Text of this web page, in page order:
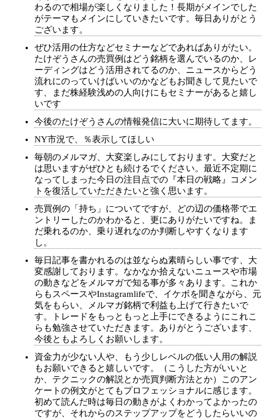
わるので相場が楽しくなりました！長期がメインでした
がテーマもメインにしていきたいです。毎日ありがとう
ございます。
ぜひ活用の仕方などセミナーなどであればありがたい。
たけぞうさんの売買例はどう銘柄を選んでいるのか、レ
ーディングはどう活用されてるのか、ニュースからどう
流れにのっていけばいいのかなどもお聞きして見たいで
す、まだ株経験浅めの人向けにもセミナーがあると嬉し
いです
今後のたけぞうさんの情報発信に大いに期待してます。
NY市況で、％表示してほしい
毎朝のメルマガ、大変楽しみにしております。大変だと
は思いますがぜひとも続けるでください。最近不定期に
なってしまった今日の注目点での『本日の戦略』コメン
トを復活していただきたいと強く思います。
売買例の「持ち」についてですが、どの辺の価格帯でエ
ントリーしたのかわかると、更にありがたいですね。ま
だ乗れるのか、乗り遅れなのか判断しやすくなります
し。
毎日記事を書かれるのは並ならぬ素晴らしい事です、大
変感謝しております。なかなか拾えないニュースや市場
の動きなどをメルマガで知る事が多々あります。これか
らもスペースやInstagramlifeで、イケボを聞きながら、元
気をもらい、メルマガ銘柄で利益も上げて行きたいで
す。トレードをもっともっと上手にできるようにこれこ
らも勉強させていただきます。ありがとうございます、
今後ともよろしくお願いします。
資金力が少ない人や、もう少しレベルの低い人用の解説
もお願いできると嬉しいです。（こうした方がいいと
か、テクニックの解説とか売買判断方法とか）このアン
ケートの例文がとてもプロフェッショナルに感じます。
初めて読んだ時は毎日の動きがよくわかってよかったの
ですが、それからのステップアップをどうしたらいいの